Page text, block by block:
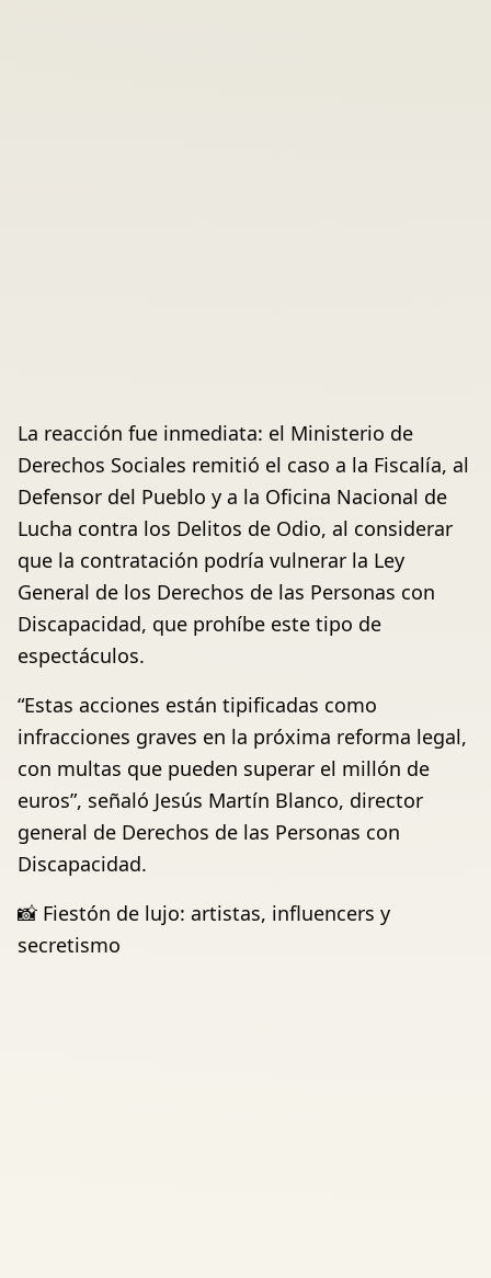
La reacción fue inmediata: el Ministerio de
Derechos Sociales remitió el caso a la Fiscalía, al
Defensor del Pueblo y a la Oficina Nacional de
Lucha contra los Delitos de Odio, al considerar
que la contratación podría vulnerar la Ley
General de los Derechos de las Personas con
Discapacidad, que prohíbe este tipo de
espectáculos.
“Estas acciones están tipificadas como
infracciones graves en la próxima reforma legal,
con multas que pueden superar el millón de
euros”, señaló Jesús Martín Blanco, director
general de Derechos de las Personas con
Discapacidad.
📸 Fiestón de lujo: artistas, influencers y
secretismo